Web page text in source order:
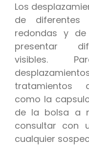
Los
de
redondas y
presentar
visibles.
tratamientos
como la
de la bolsa a
consultar con
cualquier